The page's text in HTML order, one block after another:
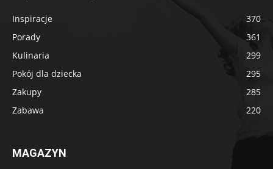
Inspiracje
370
Porady
361
Kulinaria
299
Pokój dla dziecka
295
Zakupy
285
Zabawa
220
MAGAZYN